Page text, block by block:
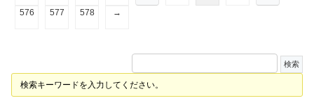
576 577 578 →
検索キーワードを入力してください。